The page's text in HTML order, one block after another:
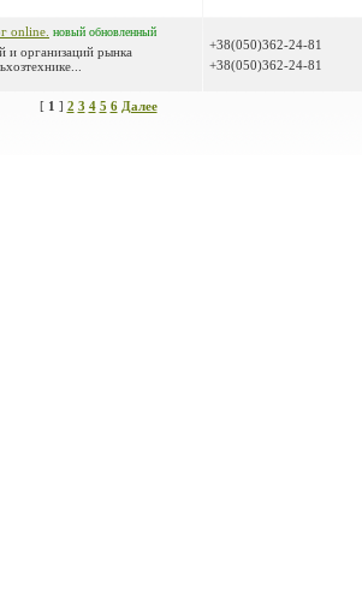
online. новый обновленный
и организаций рынка
+38(050)362-24-81
+38(050)362-24-81
[ 1 ] 2 3 4 5 6 Далее